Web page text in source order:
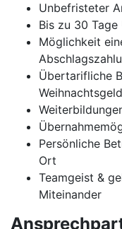
Unbefristeter
Bis zu 30
Möglichkeit
Übertarifliche
Weihnachtsgeld
Persönliche
Ort
Teamgeist &
Miteinander